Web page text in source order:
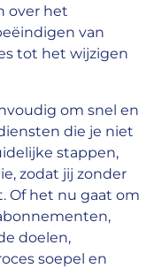
over het
van
tot het wijzigen
om snel en
die je niet
stappen,
zodat jij zonder
Of het nu gaat om
doelen,
soepel en